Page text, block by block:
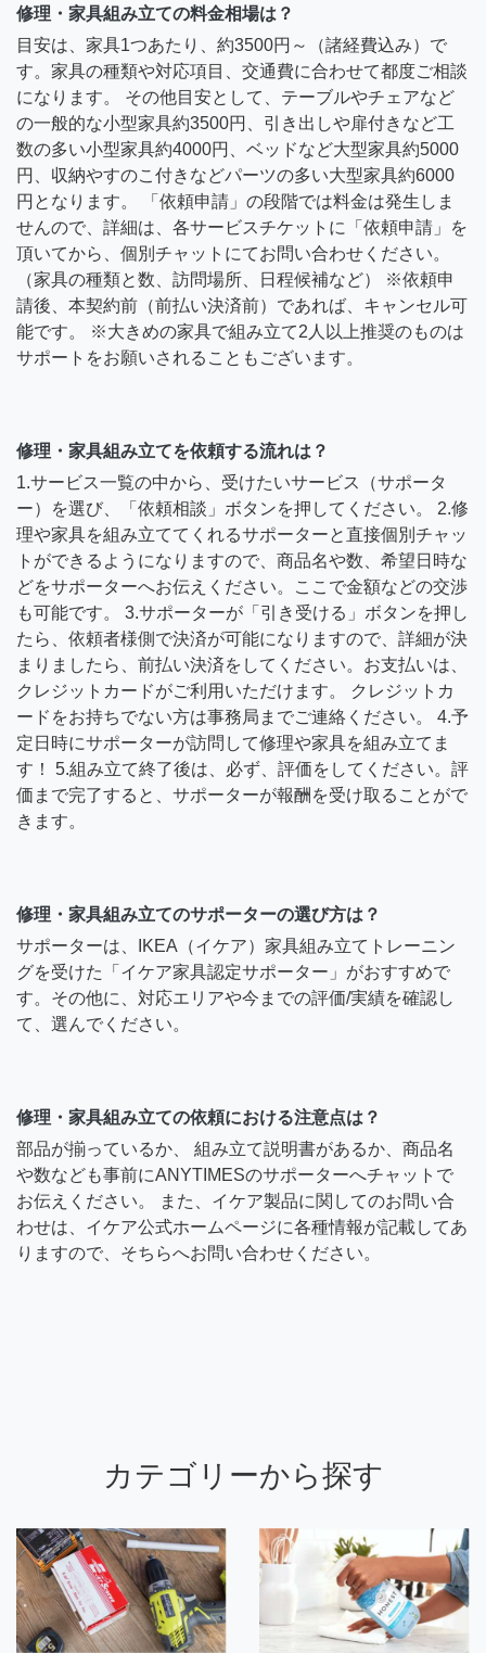
修理・家具組み立ての料金相場は？
目安は、家具1つあたり、約3500円～（諸経費込み）で
す。家具の種類や対応項目、交通費に合わせて都度ご相談
になります。 その他目安として、テーブルやチェアなど
の一般的な小型家具約3500円、引き出しや扉付きなど工
数の多い小型家具約4000円、ベッドなど大型家具約5000
円、収納やすのこ付きなどパーツの多い大型家具約6000
円となります。 「依頼申請」の段階では料金は発生しま
せんので、詳細は、各サービスチケットに「依頼申請」を
頂いてから、個別チャットにてお問い合わせください。
（家具の種類と数、訪問場所、日程候補など） ※依頼申
請後、本契約前（前払い決済前）であれば、キャンセル可
能です。 ※大きめの家具で組み立て2人以上推奨のものは
サポートをお願いされることもございます。
修理・家具組み立てを依頼する流れは？
1.サービス一覧の中から、受けたいサービス（サポータ
ー）を選び、「依頼相談」ボタンを押してください。 2.修
理や家具を組み立ててくれるサポーターと直接個別チャッ
トができるようになりますので、商品名や数、希望日時な
どをサポーターへお伝えください。ここで金額などの交渉
も可能です。 3.サポーターが「引き受ける」ボタンを押し
たら、依頼者様側で決済が可能になりますので、詳細が決
まりましたら、前払い決済をしてください。お支払いは、
クレジットカードがご利用いただけます。 クレジットカ
ードをお持ちでない方は事務局までご連絡ください。 4.予
定日時にサポーターが訪問して修理や家具を組み立てま
す！ 5.組み立て終了後は、必ず、評価をしてください。評
価まで完了すると、サポーターが報酬を受け取ることがで
きます。
修理・家具組み立てのサポーターの選び方は？
サポーターは、IKEA（イケア）家具組み立てトレーニン
グを受けた「イケア家具認定サポーター」がおすすめで
す。その他に、対応エリアや今までの評価/実績を確認し
て、選んでください。
修理・家具組み立ての依頼における注意点は？
部品が揃っているか、 組み立て説明書があるか、商品名
や数なども事前にANYTIMESのサポーターへチャットで
お伝えください。 また、イケア製品に関してのお問い合
わせは、イケア公式ホームページに各種情報が記載してあ
りますので、そちらへお問い合わせください。
カテゴリーから探す